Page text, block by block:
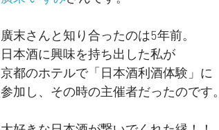
廣末さんと知り合ったのは5年前。
日本酒に興味を持ち出した私が
京都のホテルで「日本酒利酒体験」に
参加し、その時の主催者だったのです。